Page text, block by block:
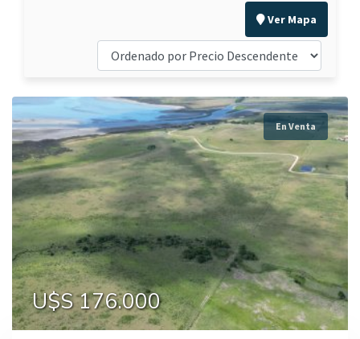
Ver Mapa
En Venta
U$S 176.000